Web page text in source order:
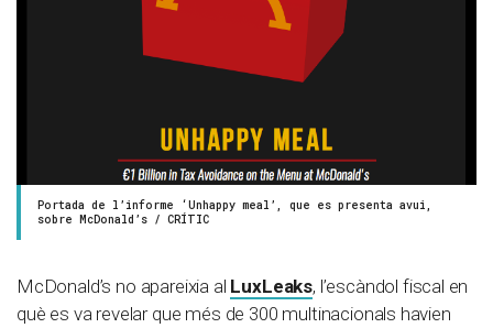
Portada de l’informe ‘Unhappy meal’, que es presenta avui,
sobre McDonald’s / CRÍTIC
McDonald’s no apareixia al LuxLeaks, l’escàndol fiscal en
què es va revelar que més de 300 multinacionals havien